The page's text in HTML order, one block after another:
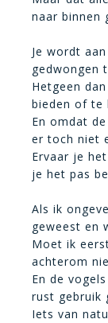
naar binnen
Je wordt
gedwongen
Hetgeen
bieden of te
En omdat
er toch niet
Ervaar je
je het pas
Als ik
geweest en
Moet ik
achterom
En de
rust gebruik
Iets van